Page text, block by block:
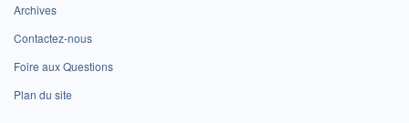
Archives
Contactez-nous
Foire aux Questions
Plan du site